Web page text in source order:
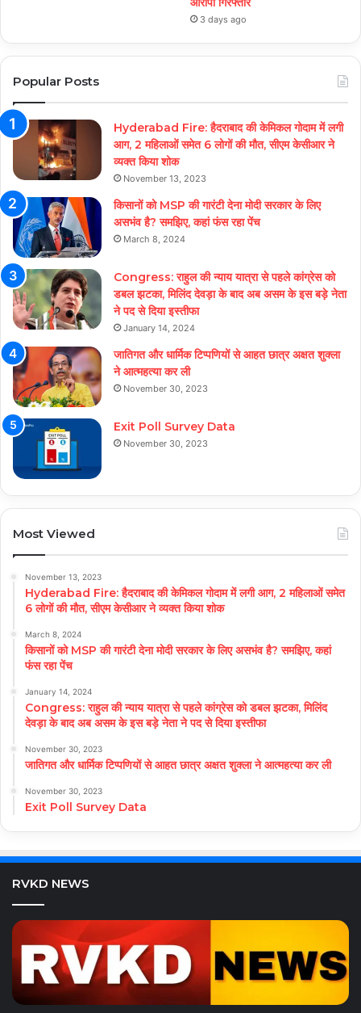
3 days ago
Popular Posts
Hyderabad Fire: हैदराबाद की केमिकल गोदाम में लगी
आग, 2 महिलाओं समेत 6 लोगों की मौत, सीएम केसीआर ने
व्यक्त किया शोक
November 13, 2023
किसानों को MSP की गारंटी देना मोदी सरकार के लिए
असभंव है? समझिए, कहां फंस रहा पेंच
March 8, 2024
Congress: राहुल की न्याय यात्रा से पहले कांग्रेस को
डबल झटका, मिलिंद देवड़ा के बाद अब असम के इस बड़े नेता
ने पद से दिया इस्तीफा
January 14, 2024
जातिगत और धार्मिक टिप्पणियों से आहत छात्र अक्षत शुक्ला
ने आत्महत्या कर ली
November 30, 2023
Exit Poll Survey Data
November 30, 2023
Most Viewed
November 13, 2023
Hyderabad Fire: हैदराबाद की केमिकल गोदाम में लगी आग, 2 महिलाओं समेत
6 लोगों की मौत, सीएम केसीआर ने व्यक्त किया शोक
March 8, 2024
किसानों को MSP की गारंटी देना मोदी सरकार के लिए असभंव है? समझिए, कहां
फंस रहा पेंच
January 14, 2024
Congress: राहुल की न्याय यात्रा से पहले कांग्रेस को डबल झटका, मिलिंद
देवड़ा के बाद अब असम के इस बड़े नेता ने पद से दिया इस्तीफा
November 30, 2023
जातिगत और धार्मिक टिप्पणियों से आहत छात्र अक्षत शुक्ला ने आत्महत्या कर ली
November 30, 2023
Exit Poll Survey Data
RVKD NEWS